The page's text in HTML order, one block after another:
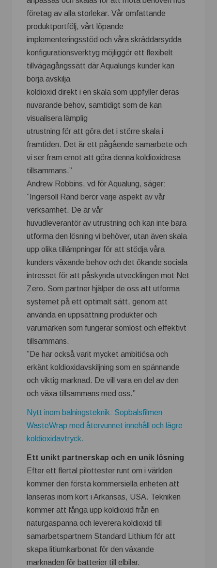
företag av alla storlekar. Vår omfattande
produktportfölj, vårt löpande
implementeringsstöd och våra skräddarsydda
konfigurationsverktyg möjliggör ett flexibelt
tillvägagångssätt där Aqualungs kunder kan
börja avskilja
koldioxid direkt i en skala som uppfyller deras
nuvarande behov, samtidigt som de kan
visualisera lämplig
utrustning för att göra det i större skala i
framtiden. Det är ett pågående samarbete och
vi ser fram emot att göra denna koldioxidresa
tillsammans.”
Andrew Robbins, vd för Aqualung, säger:
”Ingersoll Rand berör varje aspekt av vår
verksamhet. De är vår
huvudleverantör av utrustning och kan inte bara
utforma den lösning vi behöver, utan även skala
upp olika tillämpningar för att stödja våra
kunders växande behov och det ökande sociala
intresset för att påskynda utvecklingen mot Net
Zero. Som partner hjälper de oss att utforma
systemet på ett optimalt sätt, genom att
använda en uppsättning produkter och
varumärken som fungerar sömlöst och effektivt
tillsammans.
”De har också varit mycket ambitiösa och
erkänt koldioxidavskiljning som en spännande
och viktig marknad. De vill vara en del av den
och växa tillsammans med oss.”
Nytt inom balningsteknik: Sopbalsfilmen
WasteWrap med återvunnet innehåll och lägre
koldioxidavtryck.
Ett unikt partnerskap och en unik lösning
Efter ett flertal pilottester runt om i världen
kommer den första kommersiella enheten att
lanseras inom kort i Arkansas, USA. Tekniken
kommer att fånga upp koldioxid från en
naturgaspanna och leverera koldioxid till
samarbetspartnern Standard Lithium för att
skapa litiumkarbonat för den växande
marknaden för batterier till elbilar.